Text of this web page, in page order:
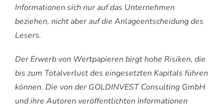
Informationen sich nur auf das Unternehmen
beziehen, nicht aber auf die Anlageentscheidung des
Lesers.
Der Erwerb von Wertpapieren birgt hohe Risiken, die
bis zum Totalverlust des eingesetzten Kapitals führen
können. Die von der GOLDINVEST Consulting GmbH
und ihre Autoren veröffentlichten Informationen